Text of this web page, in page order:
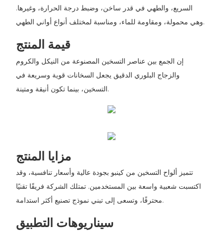
السريع، والطهي في قدر ساخن، وضبط درجة الحرارة، وغيرها.
وهي محمولة، ومقاومة للماء، ومناسبة لمختلف أنواع أواني الطهي.
قيمة المنتج
إن الجمع بين عناصر التسخين المصنوعة من النيكل والكروم
والزجاج البلوري الدقيق يجعل السخانات قوية وسريعة في
التسخين، بينما تكون أنيقة ومتينة.
مزايا المنتج
تتميز ألواح التسخين من كينبو بجودة عالية وأسعار تنافسية، وقد
اكتسبت شعبية واسعة بين المستخدمين. تمتلك الشركة فريقًا تقنيًا
محترفًا، وتسعى إلى تبني نموذج تصنيع أكثر استدامة.
سيناريوهات التطبيق